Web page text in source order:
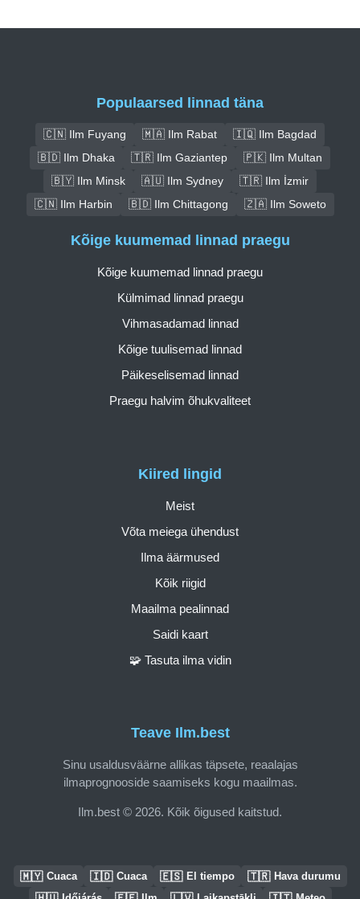
Populaarsed linnad täna
🇨🇳 Ilm Fuyang 🇲🇦 Ilm Rabat
🇮🇶 Ilm Bagdad
🇧🇩 Ilm Dhaka
🇹🇷 Ilm Gaziantep
🇵🇰 Ilm Multan
🇧🇾 Ilm Minsk
🇦🇺 Ilm Sydney
🇹🇷 Ilm İzmir
🇨🇳 Ilm Harbin
🇧🇩 Ilm Chittagong 🇿🇦 Ilm Soweto
Teave Ilm.best
Sinu usaldusväärne allikas täpsete, reaalajas
ilmaprognooside saamiseks kogu maailmas.
Ilm.best © 2026. Kõik õigused kaitstud.
Kiired lingid
Meist
Võta meiega ühendust
Ilma äärmused
Kõik riigid
Maailma pealinnad
Saidi kaart
🧩 Tasuta ilma vidin
Kõige kuumemad linnad praegu
Kõige kuumemad linnad praegu
Külmimad linnad praegu
Vihmasadamad linnad
Kõige tuulisemad linnad
Päikeselisemad linnad
Praegu halvim õhukvaliteet
🇲🇾 Cuaca 🇮🇩 Cuaca 🇪🇸 El tiempo 🇹🇷 Hava durumu